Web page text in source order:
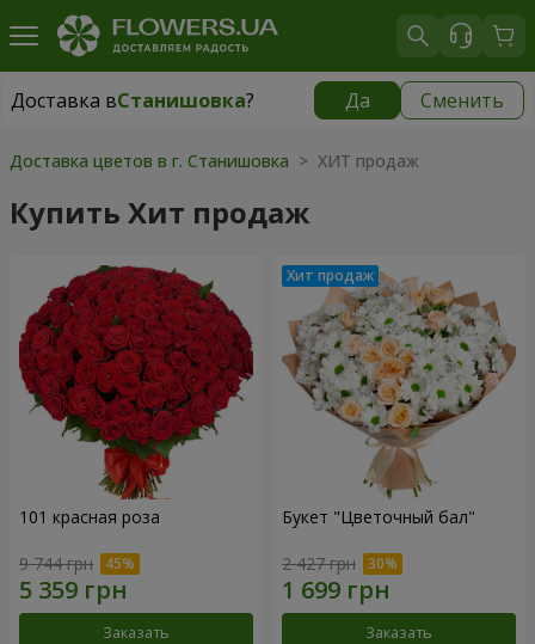
Доставка вСтанишовка? Да Сменить
Доставка вСтанишовка|
Доставка цветов в г. Станишовка > ХИТ продаж
Купить Хит продаж
101 красная роза
9 744 грн
Заказать
Букет "Цветочный бал"
2 427 грн
Заказать